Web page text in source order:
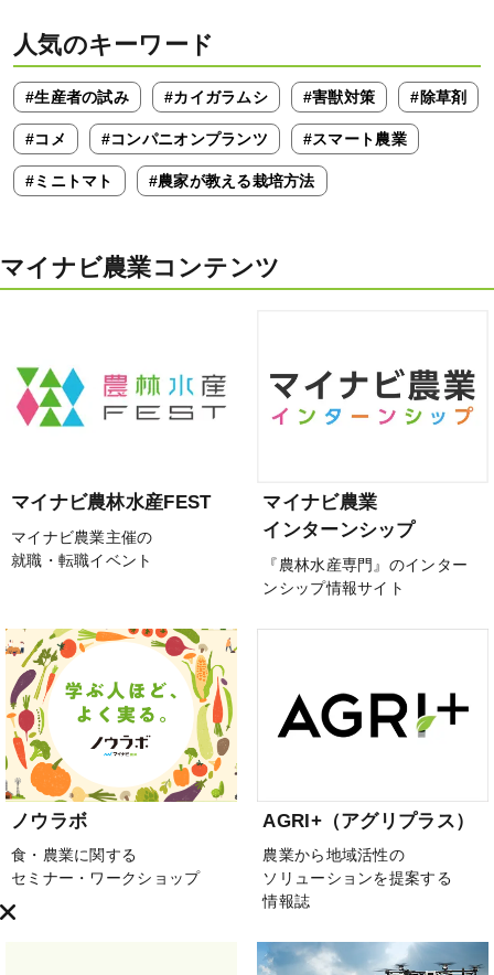
人気のキーワード
#生産者の試み #カイガラムシ #害獣対策 #除草剤
#コメ #コンパニオンプランツ #スマート農業
#ミニトマト #農家が教える栽培方法
マイナビ農業コンテンツ
マイナビ農林水産FEST
マイナビ農業主催の
就職・転職イベント
マイナビ農業
インターンシップ
『農林水産専門』のインター
ンシップ情報サイト
ノウラボ
食・農業に関する
セミナー・ワークショップ
AGRI+（アグリプラス）
農業から地域活性の
ソリューションを提案する
情報誌